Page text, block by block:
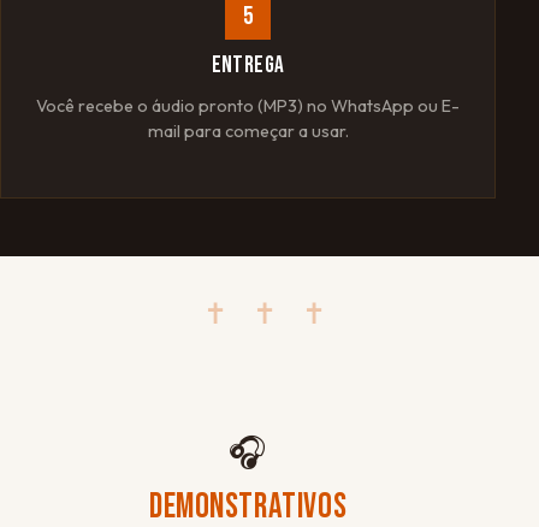
5
ENTREGA
Você recebe o áudio pronto (MP3) no WhatsApp ou E-
mail para começar a usar.
✝ ✝ ✝
🎧
DEMONSTRATIVOS